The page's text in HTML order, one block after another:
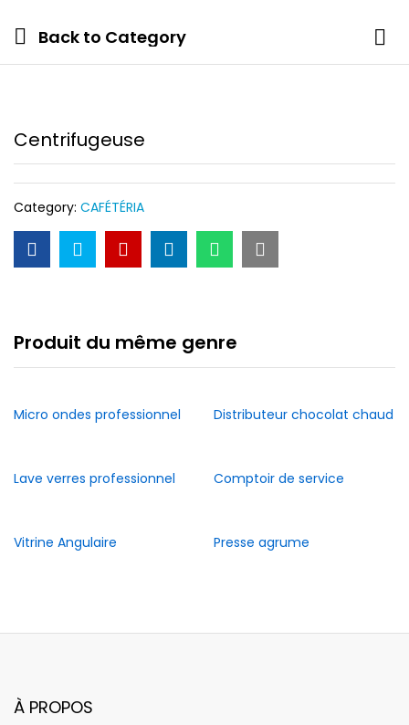
Back to Category
Centrifugeuse
Category: CAFÉTÉRIA
Produit du même genre
Micro ondes professionnel Distributeur chocolat chaud
Lave verres professionnel Comptoir de service
Vitrine Angulaire Presse agrume
À PROPOS